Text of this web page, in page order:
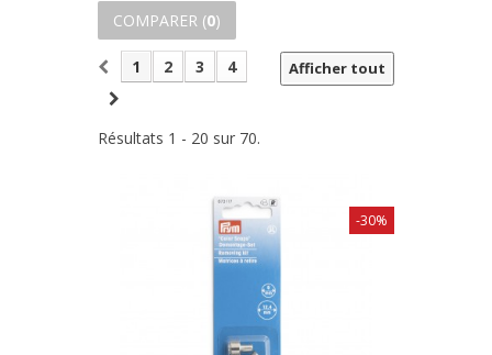
COMPARER (0)
Afficher tout
1 2 3 4
Résultats 1 - 20 sur 70.
-30%